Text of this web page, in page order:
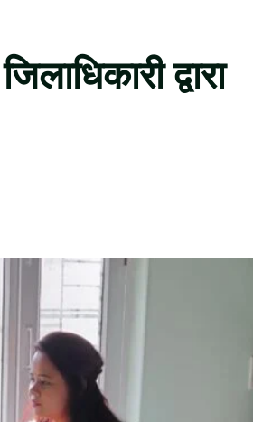
द्वारा